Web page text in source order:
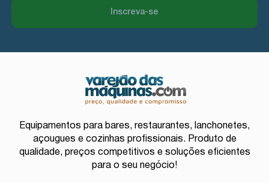
Inscreva-se
Equipamentos para bares, restaurantes, lanchonetes,
açougues e cozinhas profissionais. Produto de
qualidade, preços competitivos e soluções eficientes
para o seu negócio!